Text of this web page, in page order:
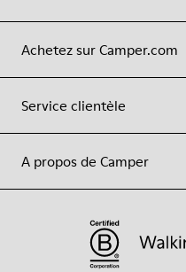
Achetez sur Camper.com
Service clientèle
A propos de Camper